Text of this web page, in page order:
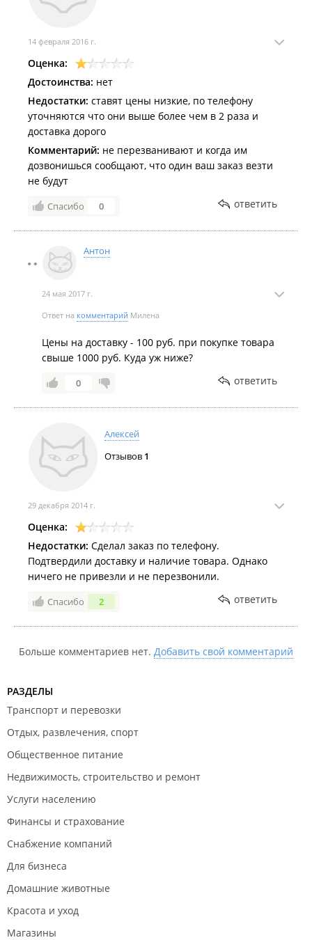
14 февраля 2016 г.
Оценка:
Достоинства: нет
Недостатки: ставят цены низкие, по телефону
уточняются что они выше более чем в 2 раза и
доставка дорого
Комментарий: не перезванивают и когда им
дозвонишься сообщают, что один ваш заказ везти
не будут
Спасибо 0 ответить
Антон
24 мая 2017 г.
Ответ на комментарий Милена
Цены на доставку - 100 руб. при покупке товара
свыше 1000 руб. Куда уж ниже?
0 ответить
Алексей
Отзывов 1
29 декабря 2014 г.
Оценка:
Недостатки: Сделал заказ по телефону.
Подтвердили доставку и наличие товара. Однако
ничего не привезли и не перезвонили.
Спасибо 2 ответить
Больше комментариев нет. Добавить свой комментарий
РАЗДЕЛЫ
Транспорт и перевозки
Отдых, развлечения, спорт
Общественное питание
Недвижимость, строительство и ремонт
Услуги населению
Финансы и страхование
Снабжение компаний
Для бизнеса
Домашние животные
Красота и уход
Магазины